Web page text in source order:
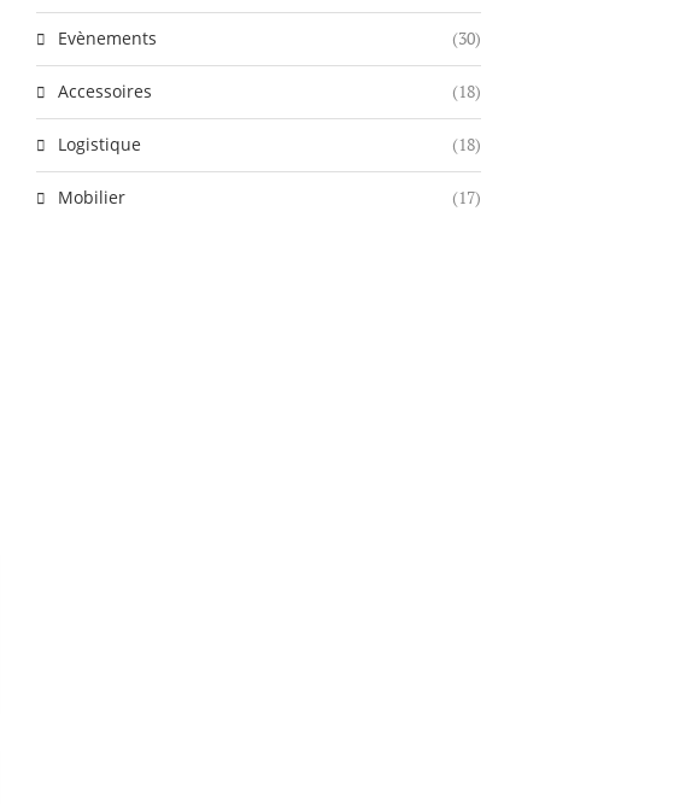
Evènements (30)
Accessoires (18)
Logistique (18)
Mobilier (17)